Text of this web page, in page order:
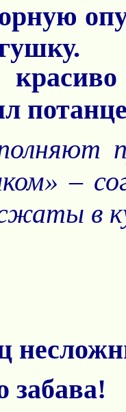
–
в
забава!